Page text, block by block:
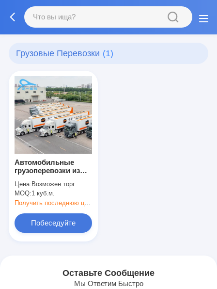
Грузовые Перевозки (1)
Автомобильные
грузоперевозки из
экспедирование
грузов
Цена: Возможен торг
MOQ:1 куб.м.
Получить последнюю цену
Побеседуйте
Оставьте Сообщение
Мы Ответим Быстро